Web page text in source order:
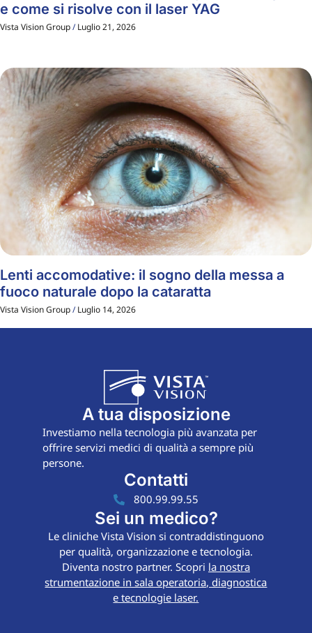
e come si risolve con il laser YAG
Vista Vision Group Luglio 21, 2026
Lenti accomodative: il sogno della messa a
fuoco naturale dopo la cataratta
Vista Vision Group Luglio 14, 2026
A tua disposizione
Investiamo nella tecnologia più avanzata per
offrire servizi medici di qualità a sempre più
persone.
Contatti
800.99.99.55
Sei un medico?
Le cliniche Vista Vision si contraddistinguono
per qualità, organizzazione e tecnologia.
Diventa nostro partner. Scopri la nostra
strumentazione in sala operatoria, diagnostica
e tecnologie laser.